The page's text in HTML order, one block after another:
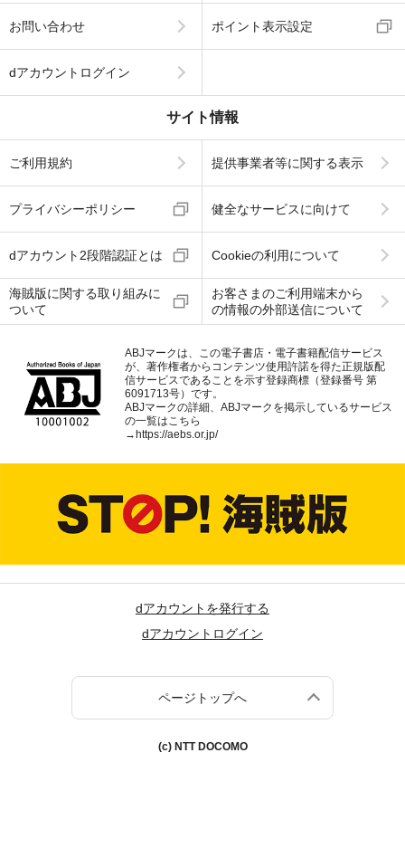
お問い合わせ ポイント表示設定
dアカウントログイン
サイト情報
ご利用規約 提供事業者等に関する表示
プライバシーポリシー 健全なサービスに向けて
dアカウント2段階認証とは Cookieの利用について
海賊版に関する取り組みに
ついて
お客さまのご利用端末から
の情報の外部送信について
ABJマークは、この電子書店・電子書籍配信サービス
が、著作権者からコンテンツ使用許諾を得た正規版配
信サービスであることを示す登録商標（登録番号 第
6091713号）です。
ABJマークの詳細、ABJマークを掲示しているサービス
の一覧はこちら
→https://aebs.or.jp/
dアカウントを発行する
dアカウントログイン
ページトップへ
(c) NTT DOCOMO